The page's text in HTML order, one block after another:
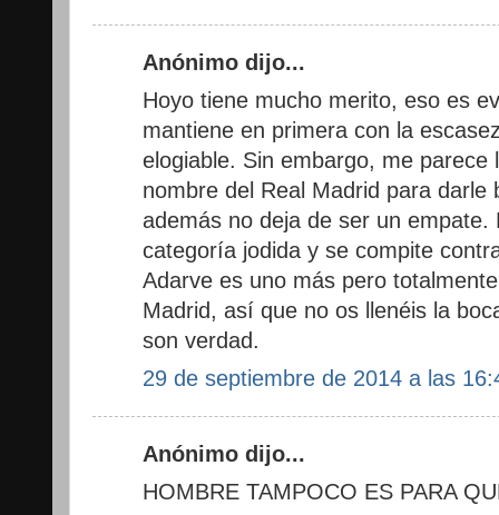
Anónimo dijo...
Hoyo tiene mucho merito, eso es
mantiene en primera con la
elogiable. Sin embargo, me parece
nombre del Real Madrid para
además no deja de ser un empate.
categoría jodida y se compite
Adarve es uno más pero
Madrid, así que no os llenéis la
son verdad.
29 de septiembre de 2014 a las
Anónimo dijo...
HOMBRE TAMPOCO ES PARA